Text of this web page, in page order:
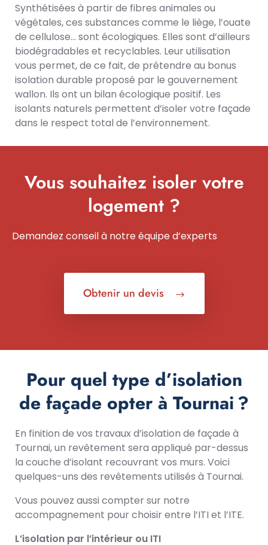
Synthétisées à partir de fibres animales ou
végétales, ces substances comme le liège, l’ouate
de cellulose… sont écologiques. Elles sont d’ailleurs
biodégradables et recyclables. Leur utilisation
vous permet, de ce fait, de prétendre au bonus
isolation durable proposé par le gouvernement
wallon. Ils ont un bilan écologique positif. Les
isolants naturels permettent d’isoler votre façade
dans le respect total de l’environnement.
Vous souhaitez isoler votre
logement ?
Demandez conseil à notre équipe d’experts
Obtenir un devis
Pour quel type d’isolation
de façade opter à Tournai ?
En finition de vos travaux d’isolation de façade à
Tournai, un revêtement sera appliqué par-dessus
la couche d’isolant recouvrant vos murs. Voici
quelques-uns des revêtements utilisés à Tournai.
Vous pouvez aussi compter sur notre
accompagnement pour choisir entre l’ITI et l’ITE.
L’isolation par l’intérieur ou ITI